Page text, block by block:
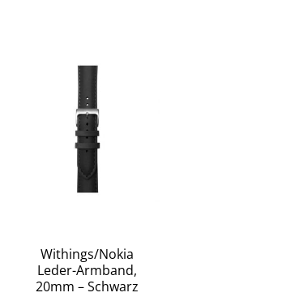
Withings/Nokia
Leder-Armband,
20mm – Schwarz